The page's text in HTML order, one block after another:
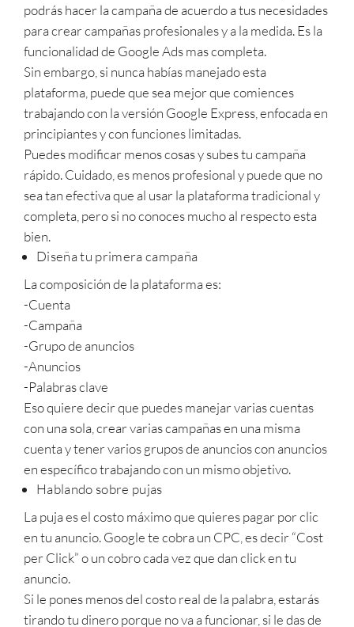
podrás hacer la campaña de acuerdo a tus necesidades
para crear campañas profesionales y a la medida. Es la
funcionalidad de Google Ads mas completa.
Sin embargo, si nunca habías manejado esta
plataforma, puede que sea mejor que comiences
trabajando con la versión Google Express, enfocada en
principiantes y con funciones limitadas.
Puedes modificar menos cosas y subes tu campaña
rápido. Cuidado, es menos profesional y puede que no
sea tan efectiva que al usar la plataforma tradicional y
completa, pero si no conoces mucho al respecto esta
bien.
Diseña tu primera campaña
La composición de la plataforma es:
-Cuenta
-Campaña
-Grupo de anuncios
-Anuncios
-Palabras clave
Eso quiere decir que puedes manejar varias cuentas
con una sola, crear varias campañas en una misma
cuenta y tener varios grupos de anuncios con anuncios
en específico trabajando con un mismo objetivo.
Hablando sobre pujas
La puja es el costo máximo que quieres pagar por clic
en tu anuncio. Google te cobra un CPC, es decir “Cost
per Click” o un cobro cada vez que dan click en tu
anuncio.
Si le pones menos del costo real de la palabra, estarás
tirando tu dinero porque no va a funcionar, si le das de